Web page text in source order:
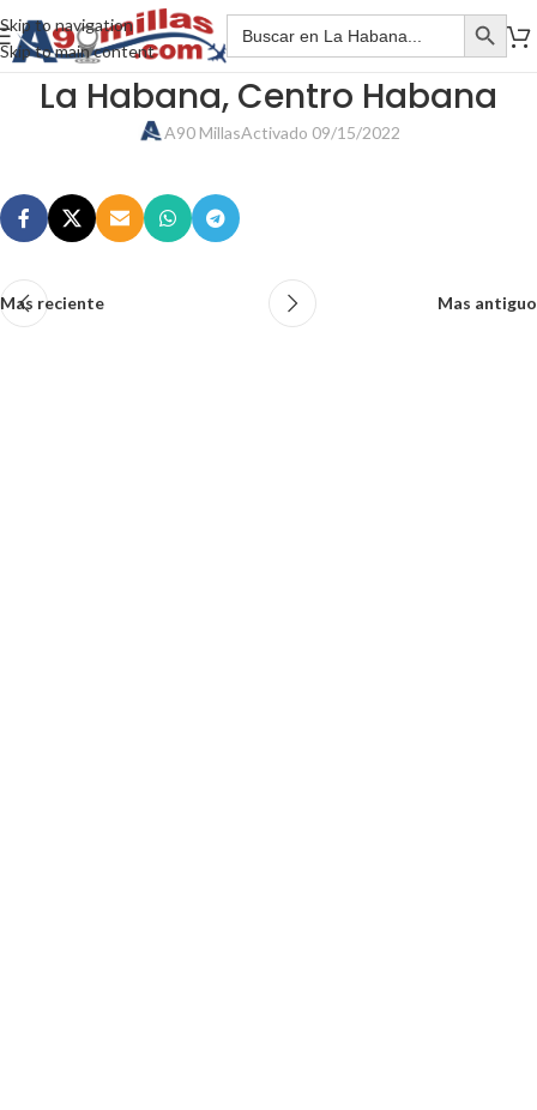
Skip to navigation
Skip to main content
La Habana, Centro Habana
A90 MillasActivado 09/15/2022
Mas reciente Mas antiguo